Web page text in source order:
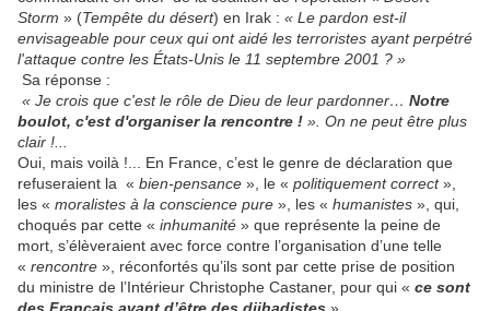
Storm » (Tempête du désert) en Irak : « Le pardon est-il
envisageable pour ceux qui ont aidé les terroristes ayant perpétré
l'attaque contre les États-Unis le 11 septembre 2001 ? »
Sa réponse :
« Je crois que c'est le rôle de Dieu de leur pardonner… Notre
boulot, c'est d'organiser la rencontre ! ». On ne peut être plus
clair !...
Oui, mais voilà !... En France, c’est le genre de déclaration que
refuseraient la « bien-pensance », le « politiquement correct»,
les « moralistes à la conscience pure », les « humanistes », qui,
choqués par cette « inhumanité » que représente la peine de
mort, s’élèveraient avec force contre l’organisation d’une telle
« rencontre », réconfortés qu’ils sont par cette prise de position
du ministre de l’Intérieur Christophe Castaner, pour qui « ce sont